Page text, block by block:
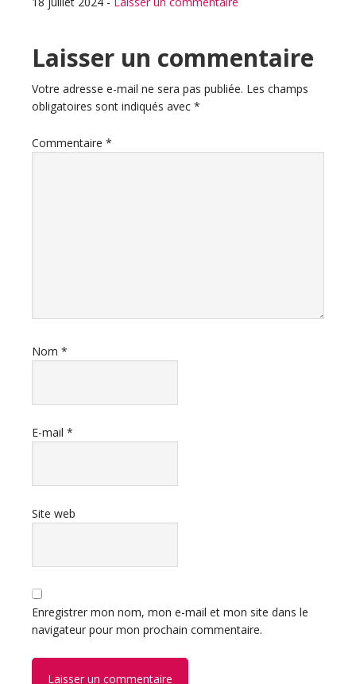
Interactions
du
lecteur
Laisser un commentaire
Votre adresse e-mail ne sera pas publiée. Les champs
obligatoires sont indiqués avec *
Commentaire *
Nom *
E-mail *
Site web
Enregistrer mon nom, mon e-mail et mon site dans le
navigateur pour mon prochain commentaire.